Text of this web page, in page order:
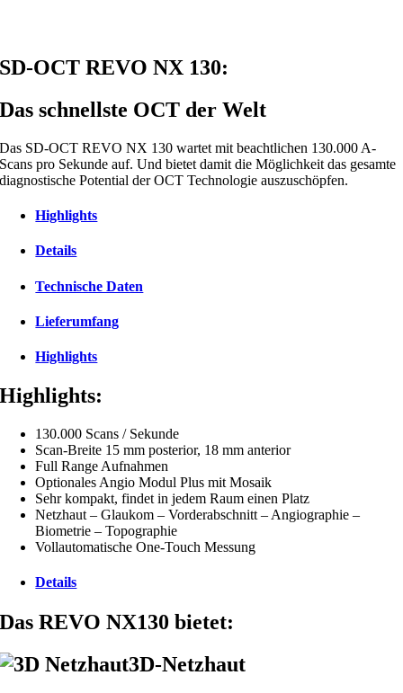
SD-OCT REVO NX 130:
Das schnellste OCT der Welt
Das SD-OCT REVO NX 130 wartet mit beachtlichen 130.000 A-
Scans pro Sekunde auf. Und bietet damit die Möglichkeit das gesamte
diagnostische Potential der OCT Technologie auszuschöpfen.
Highlights
Details
Technische Daten
Lieferumfang
Highlights
Highlights:
130.000 Scans / Sekunde
Scan-Breite 15 mm posterior, 18 mm anterior
Full Range Aufnahmen
Optionales Angio Modul Plus mit Mosaik
Sehr kompakt, findet in jedem Raum einen Platz
Netzhaut – Glaukom – Vorderabschnitt – Angiographie –
Biometrie – Topographie
Vollautomatische One-Touch Messung
Details
Das REVO NX130 bietet:
3D-Netzhaut